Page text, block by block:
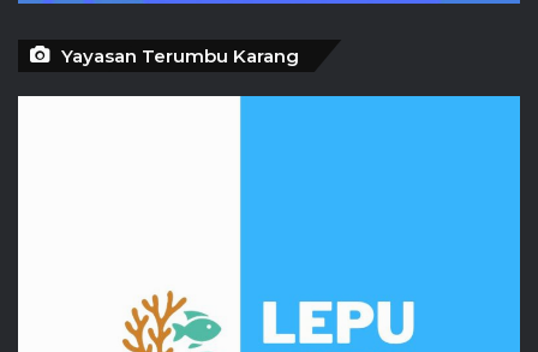
Yayasan Terumbu Karang